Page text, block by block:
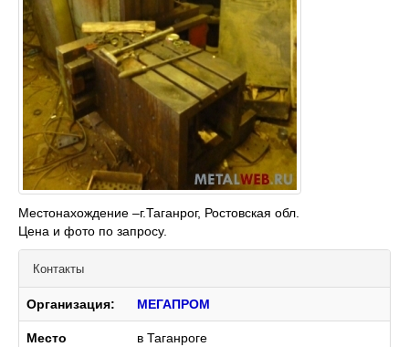
Местонахождение –г.Таганрог, Ростовская обл.
Цена и фото по запросу.
Контакты
Организация: МЕГАПРОМ
Место
в Таганроге